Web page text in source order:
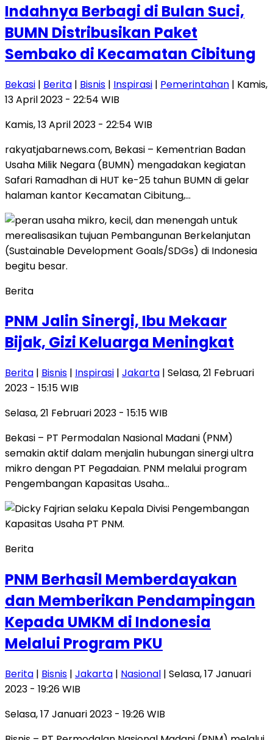
Indahnya Berbagi di Bulan Suci,
BUMN Distribusikan Paket
Sembako di Kecamatan Cibitung
Bekasi | Berita | Bisnis | Inspirasi | Pemerintahan | Kamis,
13 April 2023 - 22:54 WIB
Kamis, 13 April 2023 - 22:54 WIB
rakyatjabarnews.com, Bekasi – Kementrian Badan
Usaha Milik Negara (BUMN) mengadakan kegiatan
Safari Ramadhan di HUT ke-25 tahun BUMN di gelar
halaman kantor Kecamatan Cibitung,…
Berita
PNM Jalin Sinergi, Ibu Mekaar
Bijak, Gizi Keluarga Meningkat
Berita | Bisnis | Inspirasi | Jakarta | Selasa, 21 Februari
2023 - 15:15 WIB
Selasa, 21 Februari 2023 - 15:15 WIB
Bekasi – PT Permodalan Nasional Madani (PNM)
semakin aktif dalam menjalin hubungan sinergi ultra
mikro dengan PT Pegadaian. PNM melalui program
Pengembangan Kapasitas Usaha…
Berita
PNM Berhasil Memberdayakan
dan Memberikan Pendampingan
Kepada UMKM di Indonesia
Melalui Program PKU
Berita | Bisnis | Jakarta | Nasional | Selasa, 17 Januari
2023 - 19:26 WIB
Selasa, 17 Januari 2023 - 19:26 WIB